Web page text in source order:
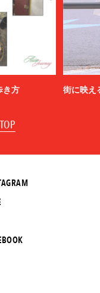
き方 街に映え
TOP